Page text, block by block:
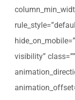
visibility”